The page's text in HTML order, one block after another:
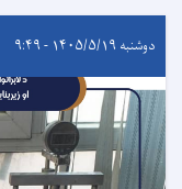
دوشنبه ۱۴۰۵/۵/۱۹ - ۹:۴۹